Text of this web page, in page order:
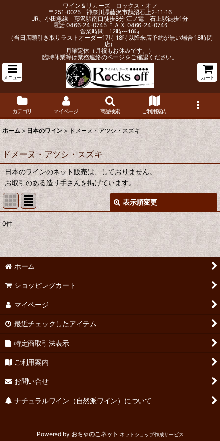
ワイン＆リカーズ ロックス・オフ
〒251-0025 神奈川県藤沢市鵠沼石上2-11-16
JR、小田急線 藤沢駅南口徒歩8分 江ノ電 石上駅徒歩1分
電話 0466-24-0745 ＦＡＸ 0466-24-0746
営業時間 12時〜19時
（当日店頭引き取りラストオーダー17時 18時以降来店予約が無い場合 18時閉
店）
月曜定休（月祝もお休みです。）
臨時休業等は業務連絡のページをご確認ください。
メニュー カート
カテゴリ マイページ 商品検索 ご利用案内
ホーム > 日本のワイン > ドメーヌ・アツシ・スズキ
ドメーヌ・アツシ・スズキ
日本のワインのネット販売は、しておりません。
お取引のある造り手さんを掲げています。
表示順変更
表示数 :
並び順:
0件
ホーム
ショッピングカート
マイページ
最近チェックしたアイテム
特定商取引法表示
ご利用案内
お問い合せ
ナチュラルワイン（自然派ワイン）について
Powered by おちゃのこネット ネットショップ作成サービス